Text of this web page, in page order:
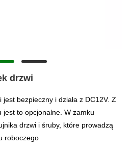
drzwi
bezpieczny i działa z DC12V. Z
to opcjonalne. W zamku
drzwi i śruby, które prowadzą
roboczego